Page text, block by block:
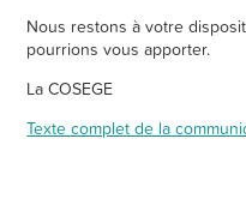
Nous restons à votre
pourrions vous apporter.
La COSEGE
Texte complet de la